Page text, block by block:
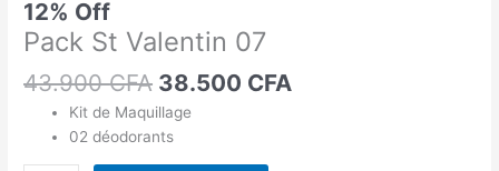
12% Off
Pack St Valentin 07
43.900CFA 38.500 CFA
Kit de Maquillage
02 déodorants